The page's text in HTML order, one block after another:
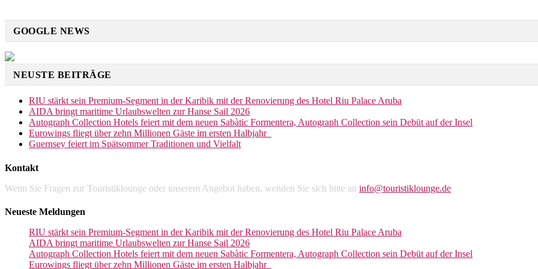
GOOGLE NEWS
NEUSTE BEITRÄGE
RIU stärkt sein Premium-Segment in der Karibik mit der Renovierung des Hotel Riu Palace Aruba
AIDA bringt maritime Urlaubswelten zur Hanse Sail 2026
Autograph Collection Hotels feiert mit dem neuen Sabàtic Formentera, Autograph Collection sein Debüt auf der Insel
Eurowings fliegt über zehn Millionen Gäste im ersten Halbjahr
Guernsey feiert im Spätsommer Traditionen und Vielfalt
Kontakt
Wenn Sie Fragen zur Touristiklounge oder unserem Angebot haben, wenden Sie sich bitte an info@touristiklounge.de
Neueste Meldungen
RIU stärkt sein Premium-Segment in der Karibik mit der Renovierung des Hotel Riu Palace Aruba
AIDA bringt maritime Urlaubswelten zur Hanse Sail 2026
Autograph Collection Hotels feiert mit dem neuen Sabàtic Formentera, Autograph Collection sein Debüt auf der Insel
Eurowings fliegt über zehn Millionen Gäste im ersten Halbjahr